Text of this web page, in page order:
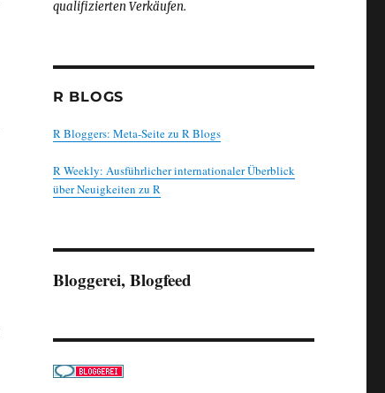
qualifizierten Verkäufen.
R BLOGS
R Bloggers: Meta-Seite zu R Blogs
R Weekly: Ausführlicher internationaler Überblick
über Neuigkeiten zu R
Bloggerei, Blogfeed